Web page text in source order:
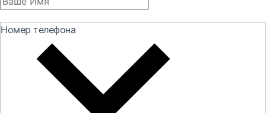
Номер телефона